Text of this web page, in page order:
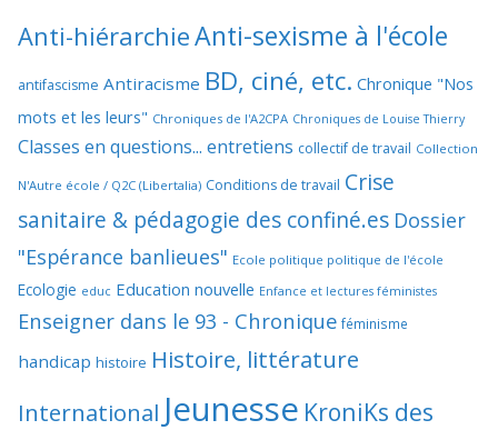
Anti-hiérarchieAnti-sexisme à l'école
antifascisme Antiracisme BD, ciné, etc. Chronique "Nos
mots et les leurs" Chroniques de l'A2CPA Chroniques de Louise Thierry
Classes en questions... entretiens collectif de travail Collection
N'Autre école / Q2C (Libertalia) Conditions de travail Crise
sanitaire & pédagogie des confiné.es Dossier
"Espérance banlieues" Ecole politique politique de l'école
Ecologie educ Education nouvelle Enfance et lectures féministes
Enseigner dans le 93 - Chronique féminisme
handicap histoire Histoire, littérature
International Jeunesse KroniKs des